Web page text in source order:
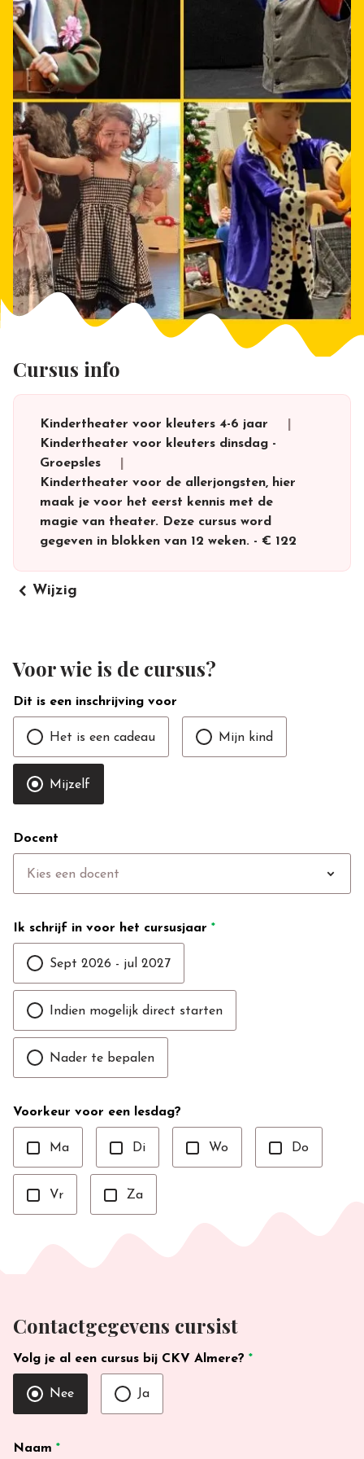
Cursus info
Kindertheater voor kleuters 4-6 jaar
Kindertheater voor kleuters dinsdag -
Groepsles
Kindertheater voor de allerjongsten, hier
maak je voor het eerst kennis met de
magie van theater. Deze cursus word
gegeven in blokken van 12 weken. - € 122
keyboard_arrow_left Wijzig
Voor wie is de cursus?
Dit is een inschrijving voor
Het is een cadeau Mijn kind
Mijzelf
Docent
Kies een docent expand_more
Ik schrijf in voor het cursusjaar *
Sept 2026 - jul 2027
Indien mogelijk direct starten
Nader te bepalen
Voorkeur voor een lesdag?
Ma Di Wo Do
Vr Za
Contactgegevens cursist
Volg je al een cursus bij CKV Almere? *
Nee Ja
Naam *